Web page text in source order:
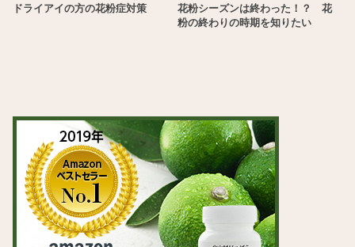
ドライアイの方の花粉症対策
花粉シーズンは終わった！？ 花
粉の終わりの時期を知りたい